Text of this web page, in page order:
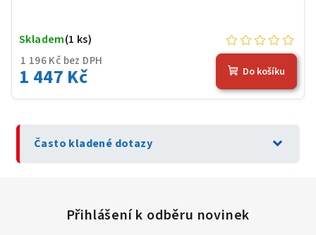
1 196 Kč bez DPH
1 447 Kč
Skladem(1 ks)
Do košíku
Často kladené dotazy expand_more